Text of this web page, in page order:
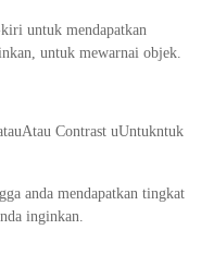
untuk mendapatkan
untuk mewarnai objek.
Contrast uUntukntuk
anda mendapatkan tingkat
inginkan.